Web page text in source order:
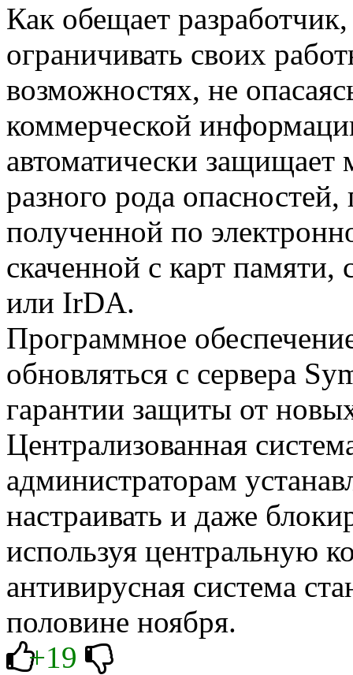
Как обещает
ограничивать своих
возможностях, не
коммерческой
автоматически защищает
разного рода
полученной по
скаченной с карт
или IrDA.
Программное
обновляться с сервера
гарантии защиты от
Централизованная
администраторам
настраивать и даже
используя центральную
антивирусная система
половине ноября.
+19